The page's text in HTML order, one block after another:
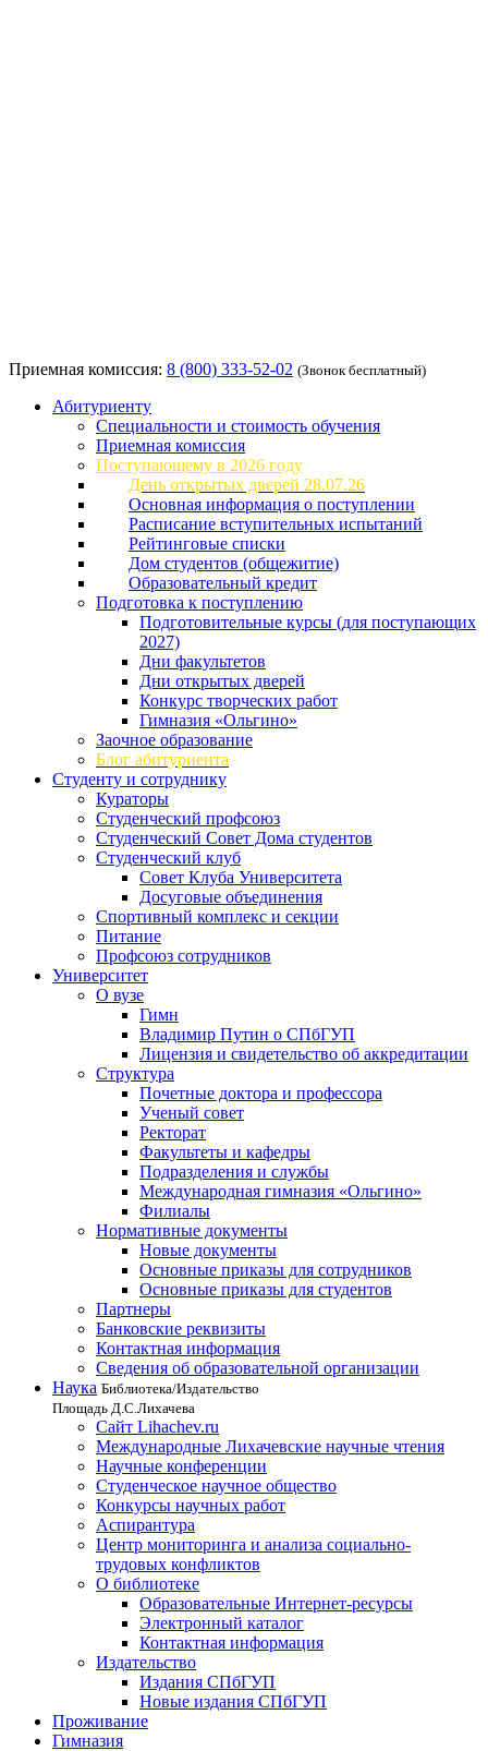
Приемная комиссия: 8 (800) 333-52-02 (Звонок бесплатный)
Абитуриенту
Специальности и стоимость обучения
Приемная комиссия
Поступающему в 2026 году
День открытых дверей 28.07.26
Основная информация о поступлении
Расписание вступительных испытаний
Рейтинговые списки
Дом студентов (общежитие)
Образовательный кредит
Подготовка к поступлению
Подготовительные курсы (для поступающих
2027)
Дни факультетов
Дни открытых дверей
Конкурс творческих работ
Гимназия «Ольгино»
Заочное образование
Блог абитуриента
Студенту и сотруднику
Кураторы
Студенческий профсоюз
Студенческий Совет Дома студентов
Студенческий клуб
Совет Клуба Университета
Досуговые объединения
Спортивный комплекс и секции
Питание
Профсоюз сотрудников
Университет
О вузе
Гимн
Владимир Путин о СПбГУП
Лицензия и свидетельство об аккредитации
Структура
Почетные доктора и профессора
Ученый совет
Ректорат
Факультеты и кафедры
Подразделения и службы
Международная гимназия «Ольгино»
Филиалы
Нормативные документы
Новые документы
Основные приказы для сотрудников
Основные приказы для студентов
Партнеры
Банковские реквизиты
Контактная информация
Сведения об образовательной организации
Наука Библиотека/Издательство
Площадь Д.С.Лихачева
Сайт Lihachev.ru
Международные Лихачевские научные чтения
Научные конференции
Студенческое научное общество
Конкурсы научных работ
Аспирантура
Центр мониторинга и анализа социально-
трудовых конфликтов
О библиотеке
Образовательные Интернет-ресурсы
Электронный каталог
Контактная информация
Издательство
Издания СПбГУП
Новые издания СПбГУП
Проживание
Гимназия